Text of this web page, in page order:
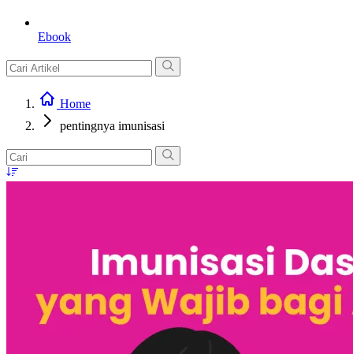
Ebook
Home
pentingnya imunisasi